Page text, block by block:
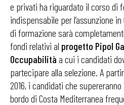
e privati ha riguardato il corso di
indispensabile per l’assunzione
di formazione sarà
fondi relativi al progetto Pipol
Occupabilità a cui i candidati
partecipare alla selezione. A
2016, i candidati che
bordo di Costa Mediterranea